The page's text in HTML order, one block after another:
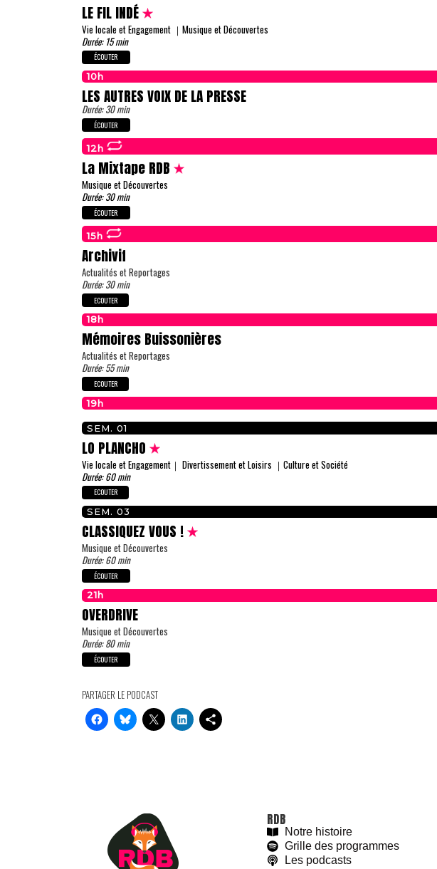
With love and
LE FIL INDÉ
Vie locale et Engagement ｜ Musique et Découvertes
Durée: 15 min
ÉCOUTER
10h
LES AUTRES VOIX DE LA PRESSE
Durée: 30 min
ÉCOUTER
12h
La Mixtape RDB
Musique et Découvertes
Durée: 30 min
ÉCOUTER
15h
Archivif
Actualités et Reportages
Durée: 30 min
ECOUTER
18h
Mémoires Buissonières
Actualités et Reportages
Durée: 55 min
ECOUTER
19h
SEM. 01
LO PLANCHO
Vie locale et Engagement｜ Divertissement et Loisirs ｜Culture et Société
Durée: 60 min
ECOUTER
SEM. 03
CLASSIQUEZ VOUS !
Musique et Découvertes
Durée: 60 min
ÉCOUTER
21h
OVERDRIVE
Musique et Découvertes
Durée: 80 min
ÉCOUTER
PARTAGER LE PODCAST
RDB
Notre histoire
Grille des programmes
Les podcasts